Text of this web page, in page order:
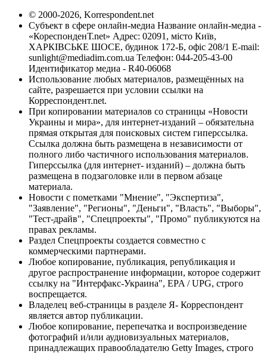
© 2000-2026, Korrespondent.net
Субъект в сфере онлайн-медиа Название онлайн-медиа -
«КореспонденТ.net» Адрес: 02091, місто Київ,
ХАРКІВСЬКЕ ШОСЕ, будинок 172-Б, офіс 208/1 E-mail:
sunlight@mediadim.com.ua Телефон: 044-205-43-00
Идентификатор медиа - R40-06068
Использование любых материалов, размещённых на
сайте, разрешается при условии ссылки на
Корреспондент.net.
При копировании материалов со страницы «Новости
Украины и мира», для интернет-изданий – обязательна
прямая открытая для поисковых систем гиперссылка.
Ссылка должна быть размещена в независимости от
полного либо частичного использования материалов.
Гиперссылка (для интернет- изданий) – должна быть
размещена в подзаголовке или в первом абзаце
материала.
Новости с пометками "Мнение", "Экспертиза",
"Заявление", "Регионы", "Деньги", "Власть", "Выборы",
"Тест-драйв", "Спецпроекты", "Промо" публикуются на
правах рекламы.
Раздел Спецпроекты создается совместно с
коммерческими партнерами.
Любое копирование, публикация, републикация и
другое распространение информации, которое содержит
ссылку на "Интерфакс-Украина", EPA / UPG, строго
воспрещается.
Владелец веб-страницы в разделе Я- Корреспондент
является автор публикации.
Любое копирование, перепечатка и воспроизведение
фотографий и/или аудиовизуальных материалов,
принадлежащих правообладателю Getty Images, строго